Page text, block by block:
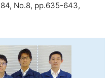
No.8, pp.635-643,